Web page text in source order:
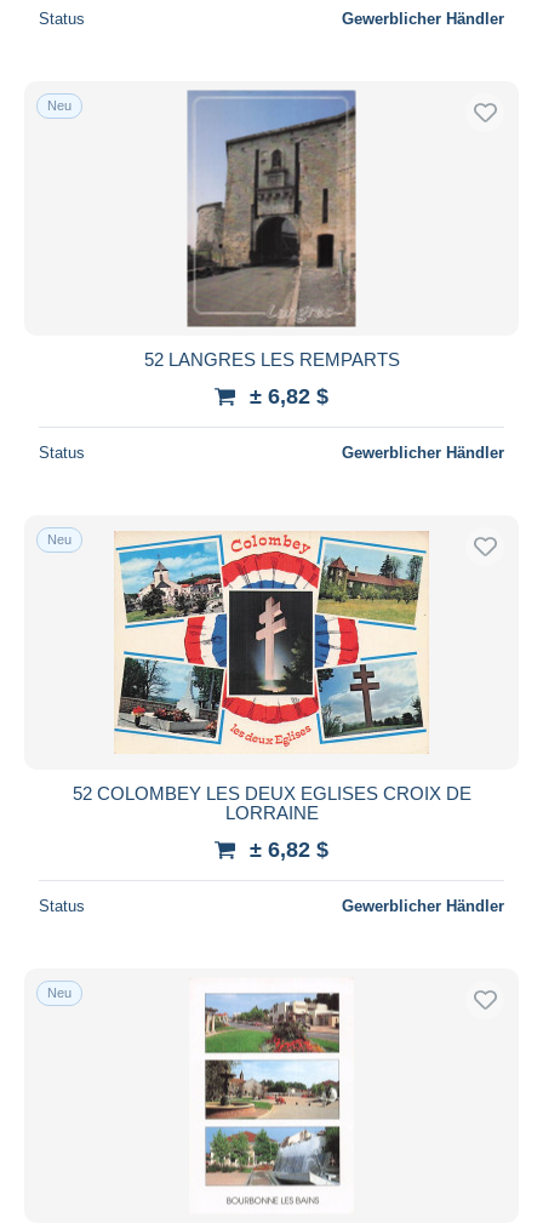
Status Gewerblicher Händler
Neu
52 LANGRES LES REMPARTS
± 6,82 $
Status Gewerblicher Händler
Neu
52 COLOMBEY LES DEUX EGLISES CROIX DE
LORRAINE
± 6,82 $
Status Gewerblicher Händler
Neu